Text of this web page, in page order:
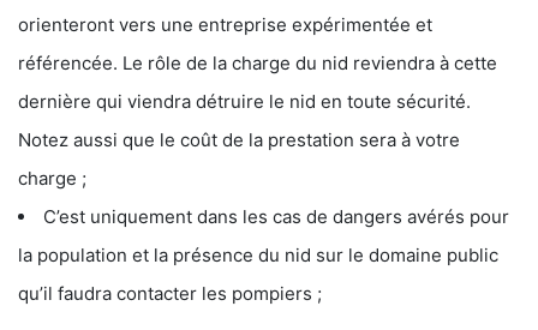
orienteront vers une entreprise expérimentée et
référencée. Le rôle de la charge du nid reviendra à cette
dernière qui viendra détruire le nid en toute sécurité.
Notez aussi que le coût de la prestation sera à votre
charge ;
C’est uniquement dans les cas de dangers avérés pour
la population et la présence du nid sur le domaine public
qu’il faudra contacter les pompiers ;